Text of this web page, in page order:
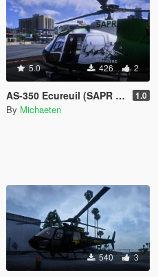
5.0 426 2
AS-350 Ecureuil (SAPR Livery) [Add-On / Replace | Livery | FiveM ] 1.0
By Michaeten
540 3